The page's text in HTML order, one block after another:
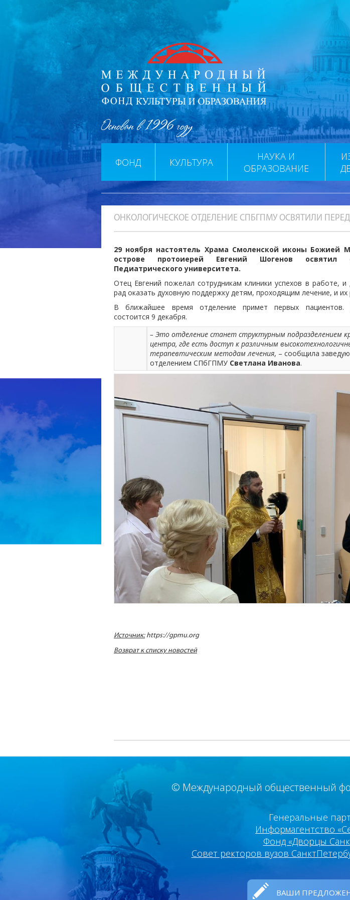
Основан в 1996 году
ФОНД КУЛЬТУРА
НАУКА И
ОБРАЗОВАНИЕ
ОНКОЛОГИЧЕСКОЕ ОТДЕЛЕНИЕ СПБГПМУ ОСВЯТИЛИ
29 ноября настоятель Храма Смоленской иконы Божией
острове протоиерей Евгений Шогенов освятил
Педиатрического университета.
Отец Евгений пожелал сотрудникам клиники успехов в работе, и
рад оказать духовную поддержку детям, проходящим лечение, и их
В ближайшее время отделение примет первых пациентов.
состоится 9 декабря.
– Это отделение станет структурным подразделением
центра, где есть доступ к различным
терапевтическим методам лечения, – сообщила
отделением СПбГПМУ Светлана Иванова.
Источник:https://gpmu.org
Возврат к списку новостей
© Международный общественный
Генеральные
Информагентство
Фонд «Дворцы
Совет ректоров вузов
ВАШИ